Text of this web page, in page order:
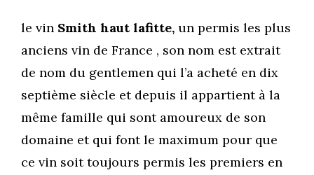
le vin Smith haut lafitte, un permis les plus
anciens vin de France , son nom est extrait
de nom du gentlemen qui l’a acheté en dix
septième siècle et depuis il appartient à la
même famille qui sont amoureux de son
domaine et qui font le maximum pour que
ce vin soit toujours permis les premiers en